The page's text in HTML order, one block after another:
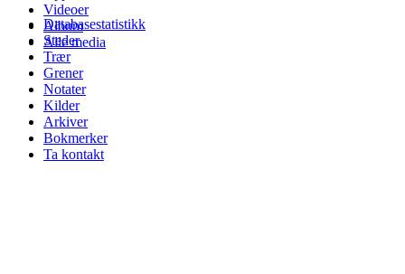
Videoer
Album
Alle media
Databasestatistikk
Steder
Trær
Grener
Notater
Kilder
Arkiver
Bokmerker
Ta kontakt